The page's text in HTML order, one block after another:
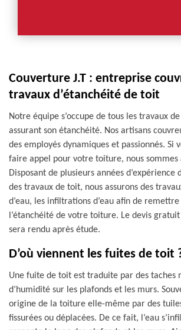
Couverture J.T : entreprise
travaux d’étanchéité de toit
Notre équipe s’occupe de tous les travaux
assurant son étanchéité. Nos artisans
des employés dynamiques et passionnés. Si
faire appel pour votre toiture, nous sommes
Disposant de plusieurs années d’expérience
des travaux de toit, nous assurons des
d’eau, les infiltrations d’eau afin de
l’étanchéité de votre toiture. Le devis
sera rendu après étude.
D’où viennent les fuites de toit
Une fuite de toit est traduite par des taches
d’humidité sur les plafonds et les murs.
origine de la toiture elle-même par des
fissurées ou déplacées. De ce fait, l’eau